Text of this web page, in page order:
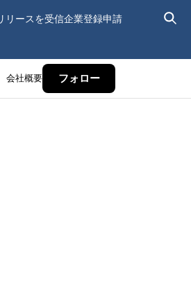
リースを受信企業登録申請
会社概要 フォロー